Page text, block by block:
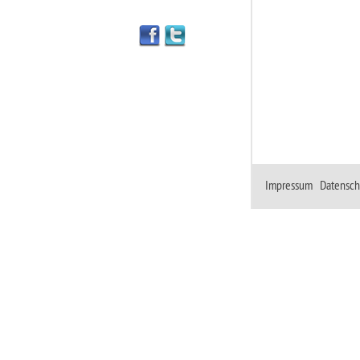
Impressum